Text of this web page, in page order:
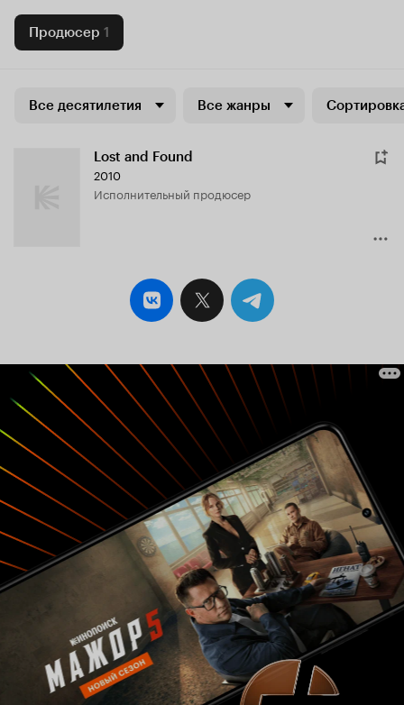
Продюсер 1
Все десятилетия Все жанры
Lost and Found
2010
исполнительный продюсер